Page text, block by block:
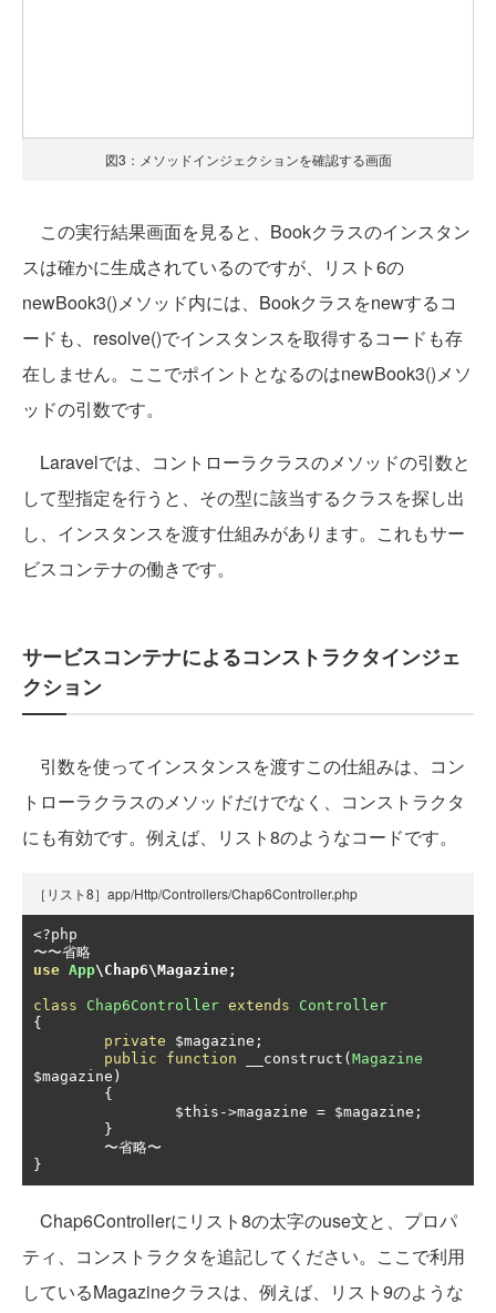
図3：メソッドインジェクションを確認する画面
この実行結果画面を見ると、Bookクラスのインスタン
スは確かに生成されているのですが、リスト6の
newBook3()メソッド内には、Bookクラスをnewするコ
ードも、resolve()でインスタンスを取得するコードも存
在しません。ここでポイントとなるのはnewBook3()メソ
ッドの引数です。
Laravelでは、コントローラクラスのメソッドの引数と
して型指定を行うと、その型に該当するクラスを探し出
し、インスタンスを渡す仕組みがあります。これもサー
ビスコンテナの働きです。
サービスコンテナによるコンストラクタインジェ
クション
引数を使ってインスタンスを渡すこの仕組みは、コン
トローラクラスのメソッドだけでなく、コンストラクタ
にも有効です。例えば、リスト8のようなコードです。
［リスト8］app/Http/Controllers/Chap6Controller.php
<?
〜〜省略
use App\Chap6\Magazine;
class Chap6Controller extends
Controller
{
private $magazine ;
public
function __construct ( Magazine
$magazine )
{
		$this
->magazine = $magazine ;
}
〜省略〜
}
Chap6Controllerにリスト8の太字のuse文と、プロパ
ティ、コンストラクタを追記してください。ここで利用
しているMagazineクラスは、例えば、リスト9のような